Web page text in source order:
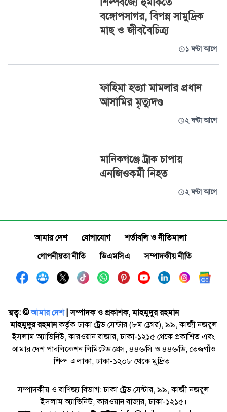
বঙ্গোপসাগর, বিপন্ন সামুদ্রিক
মাছ ও জীববৈচিত্র্য
১ ঘণ্টা আগে
ফাহিমা হত্যা মামলার প্রধান
আসামির মৃত্যুদণ্ড
২ ঘণ্টা আগে
মানিকগঞ্জে ট্রাক চাপায়
এনজিওকর্মী নিহত
২ ঘণ্টা আগে
আমার দেশ যোগাযোগ
শর্তাবলি ও নীতিমালা
গোপনীয়তা নীতি
ডিএমসিএ সম্পাদকীয় নীতি
স্বত্ব: ©️আমার দেশ| সম্পাদক ও প্রকাশক, মাহমুদুর রহমান
মাহমুদুর রহমানকর্তৃক ঢাকা ট্রেড সেন্টার (৮ম ফ্লোর), ৯৯, কাজী নজরুল
ইসলাম অ্যাভিনিউ, কারওয়ান বাজার, ঢাকা-১২১৫ থেকে প্রকাশিত এবং
আমার দেশ পাবলিকেশন লিমিটেড প্রেস, ৪৪৬/সি ও ৪৪৬/ডি, তেজগাঁও
শিল্প এলাকা, ঢাকা-১২০৮ থেকে মুদ্রিত।
সম্পাদকীয় ও বাণিজ্য বিভাগ: ঢাকা ট্রেড সেন্টার, ৯৯, কাজী নজরুল
ইসলাম অ্যাভিনিউ, কারওয়ান বাজার, ঢাকা-১২১৫।